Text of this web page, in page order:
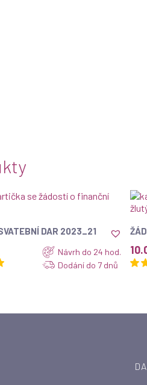
ZOBRAZITDAR 2023_21
Návrh do 24 hod.
Dodání do 7 dnů